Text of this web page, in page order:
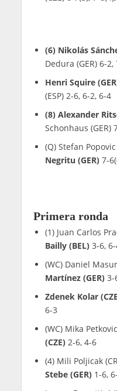
(6) Nikolás
Dedura (GER) 6-2,
Henri Squire
(ESP) 2-6, 6-2, 6-4
(8) Alexander
Schonhaus (GER)
(Q) Stefan Popovic
Negritu (GER)7-
Primera ronda
(1) Juan Carlos
Bailly (BEL)3-6, 6-
(WC) Daniel
Martínez (GER)3-
Zdenek Kolar
6-3
(WC) Mika
(CZE)2-6, 4-6
(4) Mili Poljicak
Stebe (GER)1-6,